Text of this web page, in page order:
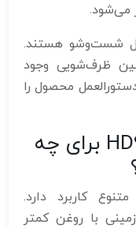
می‌شود.
شست‌وشو هستند.
ظرف‌شویی وجود
محصول را
سرخ‌کن فیلیپس HD9270 برای چه
کاربرد دارد.
با روغن کمتر